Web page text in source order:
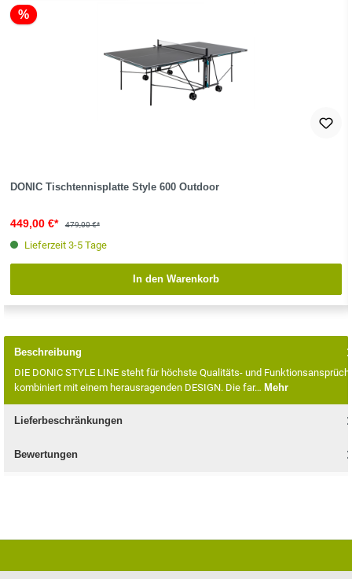
%
DONIC Tischtennisplatte Style 600 Outdoor
449,00 €* 479,00 €*
Lieferzeit 3-5 Tage
In den Warenkorb
Beschreibung
DIE DONIC STYLE LINE steht für höchste Qualitäts- und
kombiniert mit einem herausragenden DESIGN. Die far… Mehr
Lieferbeschränkungen
Bewertungen